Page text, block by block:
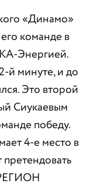
«Динамо»
команде в
Энергией.
й минуте, и до
Это второй
Сиукаевым
победу.
4-е место в
РЕГИОН